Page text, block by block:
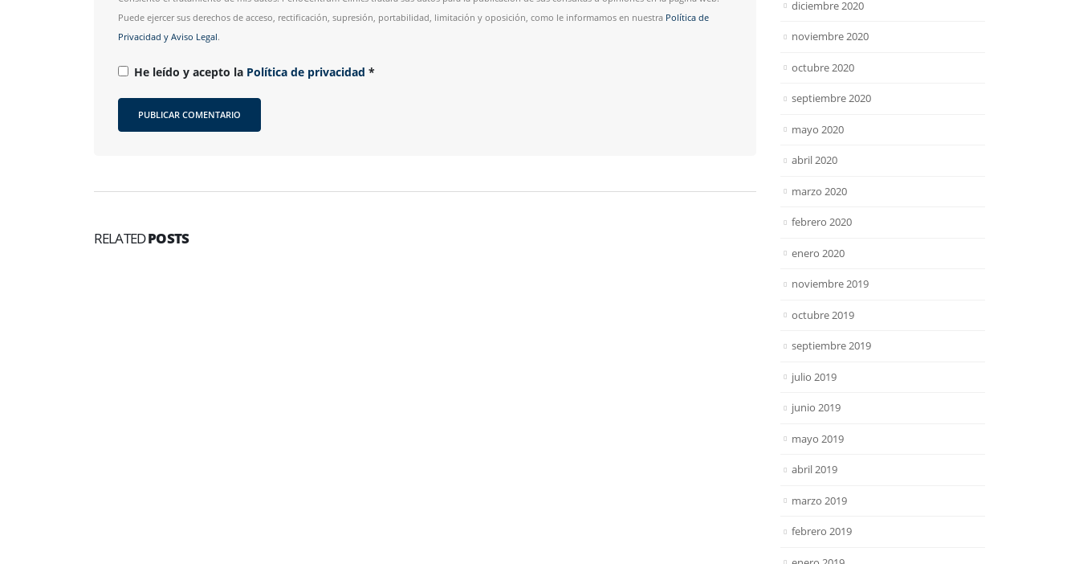
Puede ejercer sus derechos de acceso, rectificación, supresión, portabilidad, limitación y oposición, como le informamos en nuestra Política de
Privacidad y Aviso Legal.
He leído y acepto la Política de privacidad *
RELATEDPOSTS
diciembre 2020
noviembre 2020
octubre 2020
septiembre 2020
mayo 2020
abril 2020
marzo 2020
febrero 2020
enero 2020
noviembre 2019
octubre 2019
septiembre 2019
julio 2019
junio 2019
mayo 2019
abril 2019
marzo 2019
febrero 2019